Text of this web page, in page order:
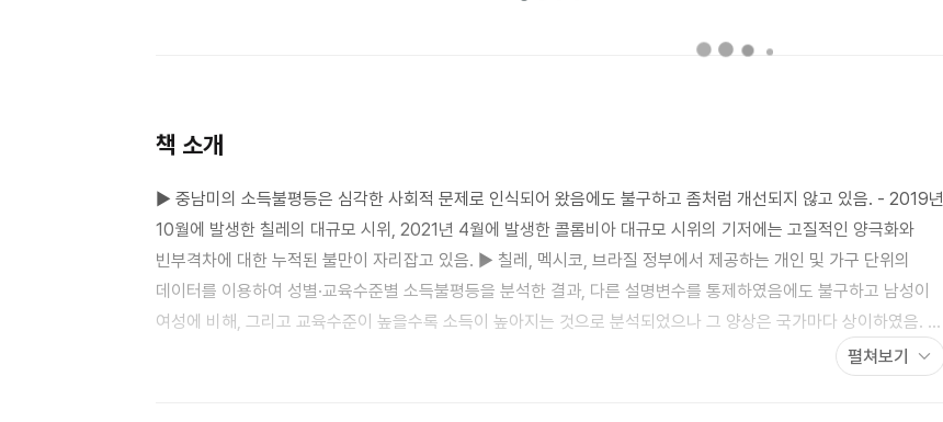
책 소개
▶ 중남미의 소득불평등은 심각한 사회적 문제로 인식되어 왔음에도 불구하고 좀처럼 개선되지 않고 있음. - 2019년
10월에 발생한 칠레의 대규모 시위, 2021년 4월에 발생한 콜롬비아 대규모 시위의 기저에는 고질적인 양극화와
빈부격차에 대한 누적된 불만이 자리잡고 있음. ▶ 칠레, 멕시코, 브라질 정부에서 제공하는 개인 및 가구 단위의
데이터를 이용하여 성별·교육수준별 소득불평등을 분석한 결과, 다른 설명변수를 통제하였음에도 불구하고 남성이
여성에 비해, 그리고 교육수준이 높을수록 소득이 높아지는 것으로 분석되었으나 그 양상은 국가마다 상이하였음. -
칠레와 브라질에 비해 멕시코의 성별 소득불평등이 더욱 심각한 것으로 분석되었음. - 한편 칠레, 멕시코와 달리
브라질에서는 시간이 지남에 따라 성별 소득불평등이 완화된 것으로 나타났음. - 교육수준별 소득불평등에 대한
펼쳐보기